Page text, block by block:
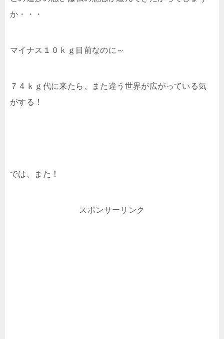
か・・・
マイナス１０ｋｇ目前なのに～
７４ｋｇ代に来たら、また違う世界が広がっている気
がする！
では、また！
スポンサーリンク